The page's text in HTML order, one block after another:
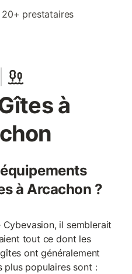
20+ prestataires
à
à Arcachon ?
il semblerait
tout ce dont les
ont généralement
plus populaires sont :